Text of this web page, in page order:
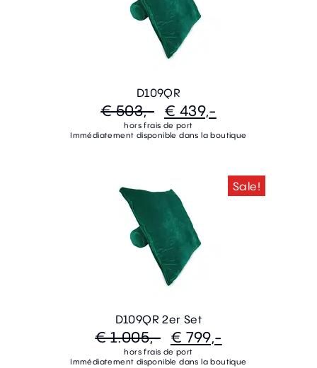
D109QR
€ 503,- € 439,-
hors frais de port
Immédiatement disponible dans la boutique
Sale!
D109QR 2er Set
€ 1.005,- € 799,-
hors frais de port
Immédiatement disponible dans la boutique